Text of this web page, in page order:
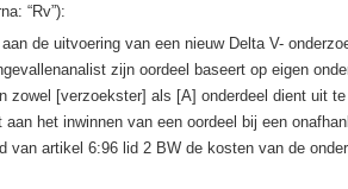
“Rv”):
de uitvoering van een nieuw Delta V-
zijn oordeel baseert op eigen
zowel [verzoekster] als [A] onderdeel dient uit
het inwinnen van een oordeel bij een
van artikel 6:96 lid 2 BW de kosten van de